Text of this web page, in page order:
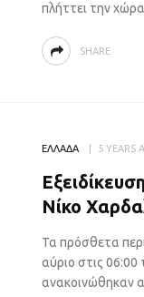
πλήττει την
SHARE
ΕΛΛΑΔΑ 5 YEARS
Νίκο
Τα πρόσθετα
αύριο στις
ανακοινώθηκαν